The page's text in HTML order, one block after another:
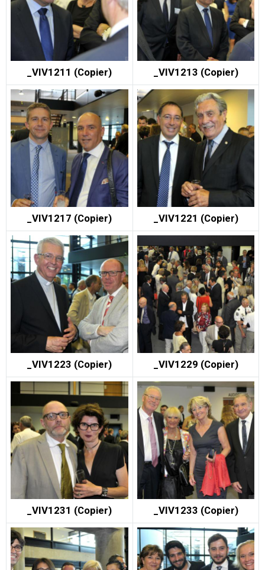
_VIV1211 (Copier) _VIV1213 (Copier)
_VIV1217 (Copier) _VIV1221 (Copier)
_VIV1223 (Copier) _VIV1229 (Copier)
_VIV1231 (Copier) _VIV1233 (Copier)